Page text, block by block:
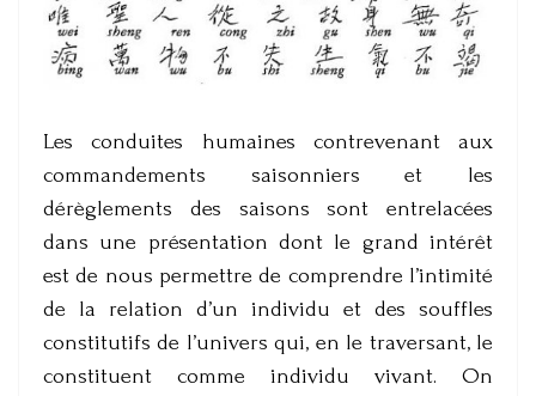
Les conduites humaines contrevenant aux
commandements saisonniers et les
dérèglements des saisons sont entrelacées
dans une présentation dont le grand intérêt
est de nous permettre de comprendre l’intimité
de la relation d’un individu et des souffles
constitutifs de l’univers qui, en le traversant, le
constituent comme individu vivant. On